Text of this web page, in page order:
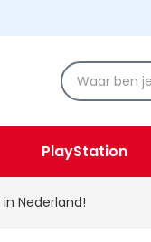
PlayStation
Overige
Nederland!